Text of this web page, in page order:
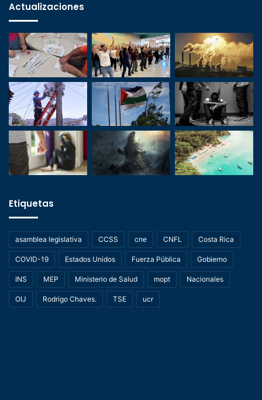
Actualizaciones
Etiquetas
asamblea legislativa CCSS cne CNFL Costa Rica
COVID-19 Estados Unidos Fuerza Pública Gobierno
INS MEP Ministerio de Salud mopt Nacionales
OIJ Rodrigo Chaves. TSE ucr